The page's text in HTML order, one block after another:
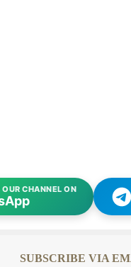
CHANNEL ON
SUBSCRIBE VIA